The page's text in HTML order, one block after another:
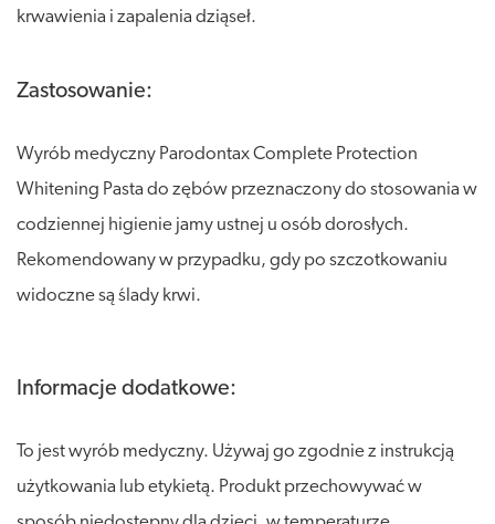
krwawienia i zapalenia dziąseł.
Zastosowanie:
Wyrób medyczny Parodontax Complete Protection
Whitening Pasta do zębów przeznaczony do stosowania w
codziennej higienie jamy ustnej u osób dorosłych.
Rekomendowany w przypadku, gdy po szczotkowaniu
widoczne są ślady krwi.
Informacje dodatkowe:
To jest wyrób medyczny. Używaj go zgodnie z instrukcją
użytkowania lub etykietą. Produkt przechowywać w